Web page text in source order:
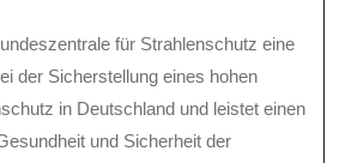
für Strahlenschutz eine
der Sicherstellung eines hohen
in Deutschland und leistet einen
und Sicherheit der